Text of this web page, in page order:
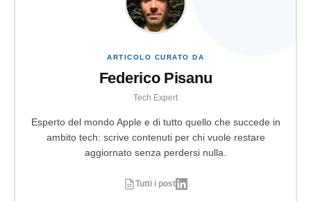
ARTICOLO CURATO DA
Federico Pisanu
Tech Expert
Esperto del mondo Apple e di tutto quello che succede in
ambito tech: scrive contenuti per chi vuole restare
aggiornato senza perdersi nulla.
Tutti i post